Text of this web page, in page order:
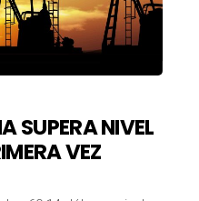
SUPERA NIVEL
VEZ